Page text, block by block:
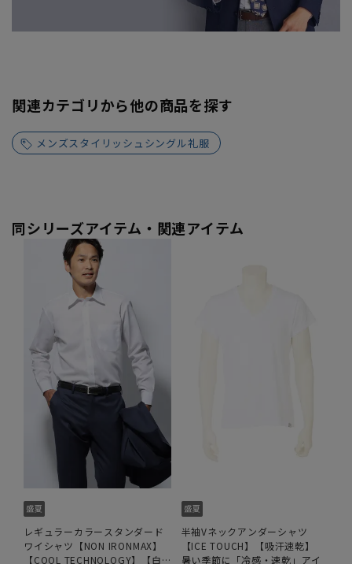
関連カテゴリから他の商品を探す
メンズスタイリッシュシングル礼服
同シリーズアイテム・関連アイテム
レギュラーカラースタンダード
ワイシャツ【NON IRONMAX】
【COOL TECHNOLOGY】【白
半袖Vネックアンダーシャツ
【ICE TOUCH】【吸汗速乾】
暑い季節に「冷感・速乾」アイ